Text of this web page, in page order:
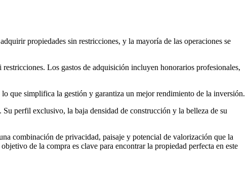
propiedades sin restricciones, y la mayoría de las operaciones se
Los gastos de adquisición incluyen honorarios profesionales,
que simplifica la gestión y garantiza un mejor rendimiento de la inversión.
perfil exclusivo, la baja densidad de construcción y la belleza de su
combinación de privacidad, paisaje y potencial de valorización que la
de la compra es clave para encontrar la propiedad perfecta en este